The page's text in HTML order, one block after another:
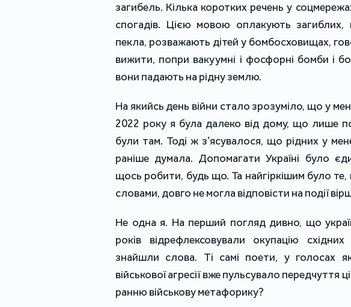
загибель. Кілька коротких речень у
спогадів. Цією мовою оплакують
пекла, розважають дітей у бомбосховищах,
вижити, попри вакуумні і фосфорні бомби і
вони падають на рідну землю.
На якийсь день війни стало зрозуміло, що у
2022 року я була далеко від дому, що лише
були там. Тоді ж з’ясувалося, що рідних у
раніше думала. Допомагати Україні було
щось робити, будь що. Та найгіркішим було
словами, довго не могла відповісти на події
Не одна я. На перший погляд дивно, що
років відрефлексовували окупацію
знайшли слова. Ті самі поети, у голосах
військової агресії вже пульсувало передчуття
ранню військову метафорику?